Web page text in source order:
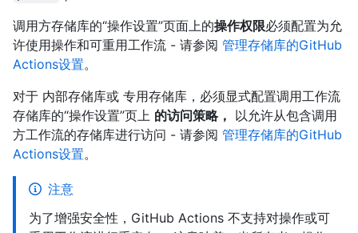
调用方存储库的“操作设置”页面上的操作权限必须配置为允
许使用操作和可重用工作流 - 请参阅 管理存储库的GitHub
Actions设置。
对于 内部存储库或 专用存储库，必须显式配置调用工作流
存储库的“操作设置”页上 的访问策略， 以允许从包含调用
方工作流的存储库进行访问 - 请参阅 管理存储库的GitHub
Actions设置。
注意
为了增强安全性，GitHub Actions 不支持对操作或可